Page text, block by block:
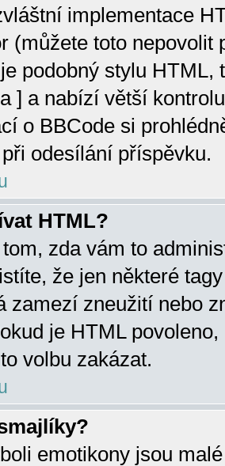
implementace
(můžete toto
podobný stylu HTML,
] a nabízí větší
o BBCode si
odesílání příspěvku.
HTML?
zda vám to
že jen některé
zamezí zneužití nebo
je HTML
volbu zakázat.
emotikony jsou